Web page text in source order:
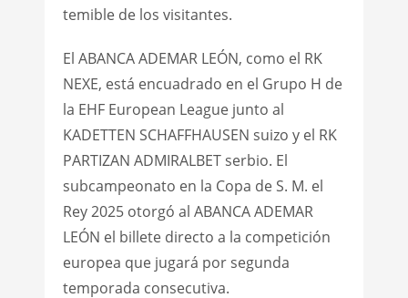
temible de los visitantes.
El ABANCA ADEMAR LEÓN, como el RK
NEXE, está encuadrado en el Grupo H de
la EHF European League junto al
KADETTEN SCHAFFHAUSEN suizo y el RK
PARTIZAN ADMIRALBET serbio. El
subcampeonato en la Copa de S. M. el
Rey 2025 otorgó al ABANCA ADEMAR
LEÓN el billete directo a la competición
europea que jugará por segunda
temporada consecutiva.